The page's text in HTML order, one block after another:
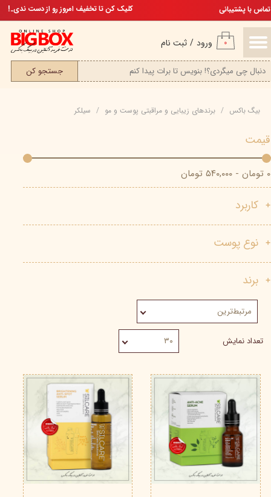
ورود / ثبت نام
حساب کاربری من
تغییر گذر واژه
سفارشات
خروج از حساب کاربری
۰
جستجو کن
تخفیف ویژه، برای مامان خوشگلمکلیک کن تا تخفیف امروز رو از دست ندی..! تماس با پشتیبانی
بیگ باکس برند‌های زیبایی و مراقبتی پوست و مو سیلکر
قیمت
۰ تومان - ۵۴۰,۰۰۰ تومان
کاربرد
نوع پوست
برند
مرتبط‌ترین
تعداد نمایش ۳۰